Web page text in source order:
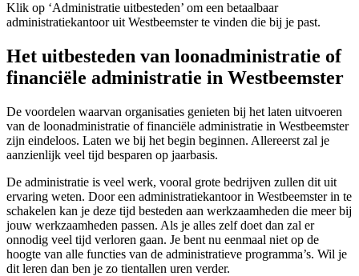
Klik op ‘Administratie uitbesteden’ om een betaalbaar
administratiekantoor uit Westbeemster te vinden die bij je past.
Het uitbesteden van loonadministratie of
financiële administratie in Westbeemster
De voordelen waarvan organisaties genieten bij het laten uitvoeren
van de loonadministratie of financiële administratie in Westbeemster
zijn eindeloos. Laten we bij het begin beginnen. Allereerst zal je
aanzienlijk veel tijd besparen op jaarbasis.
De administratie is veel werk, vooral grote bedrijven zullen dit uit
ervaring weten. Door een administratiekantoor in Westbeemster in te
schakelen kan je deze tijd besteden aan werkzaamheden die meer bij
jouw werkzaamheden passen. Als je alles zelf doet dan zal er
onnodig veel tijd verloren gaan. Je bent nu eenmaal niet op de
hoogte van alle functies van de administratieve programma’s. Wil je
dit leren dan ben je zo tientallen uren verder.